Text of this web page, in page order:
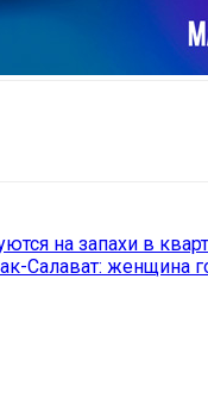
на запахи в
Салават: женщина